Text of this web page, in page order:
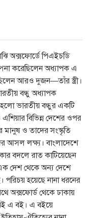
অক্সফোর্ডে পিএইচডি
করেছিলেন অধ্যাপক এ
আরও দুজন—তাঁর স্ত্রী।
বন্ধু অধ্যাপক
ভারতীয় বন্ধুর একটি
বিভিন্ন দেশের ওপর
ও তাদের সংস্কৃতি
আসল লক্ষ্য। বাংলাদেশে
বদলে রাত কাটিয়েছেন
এক দেশ থেকে অন্য দেশে
পরিচয় হয়েছে নানা ধরনের
অক্সফোর্ড থেকে ঢাকায়
এ বই। এ বইয়ে